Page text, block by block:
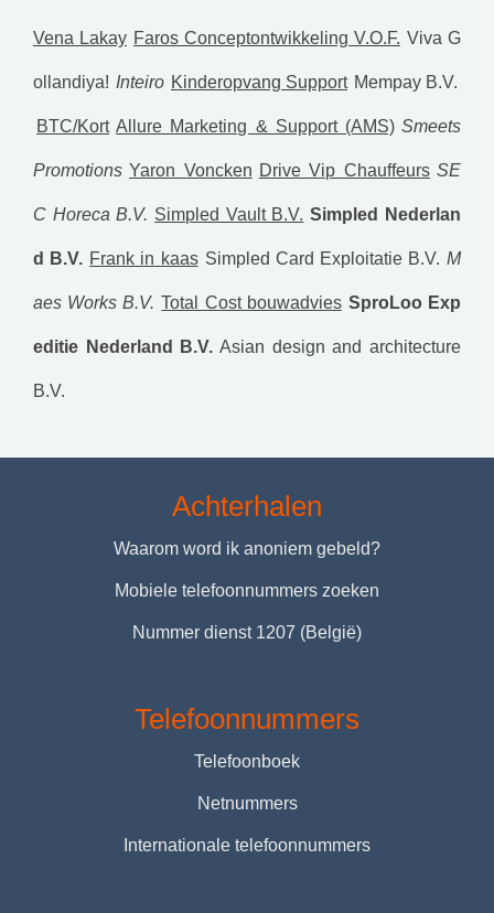
Vena Lakay Faros Conceptontwikkeling V.O.F. Viva G
ollandiya! Inteiro Kinderopvang Support Mempay B.V.
BTC/Kort Allure Marketing & Support (AMS) Smeets
Promotions Yaron Voncken Drive Vip Chauffeurs SE
C Horeca B.V. Simpled Vault B.V. Simpled Nederlan
d B.V. Frank in kaas Simpled Card Exploitatie B.V. M
aes Works B.V. Total Cost bouwadvies SproLoo Exp
editie Nederland B.V. Asian design and architecture
B.V.
Achterhalen
Waarom word ik anoniem gebeld?
Mobiele telefoonnummers zoeken
Nummer dienst 1207 (België)
Telefoonnummers
Telefoonboek
Netnummers
Internationale telefoonnummers